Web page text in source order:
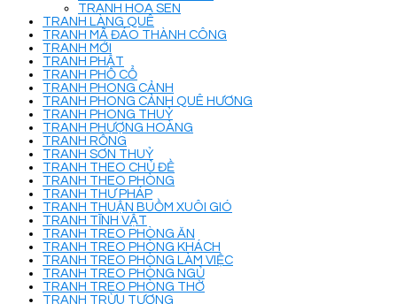
TRANH HOA SEN
TRANH LÀNG QUÊ
TRANH MÃ ĐÁO THÀNH CÔNG
TRANH MỚI
TRANH PHẬT
TRANH PHỐ CỔ
TRANH PHONG CẢNH
TRANH PHONG CẢNH QUÊ HƯƠNG
TRANH PHONG THUỶ
TRANH PHƯỢNG HOÀNG
TRANH RỒNG
TRANH SƠN THUỶ
TRANH THEO CHỦ ĐỀ
TRANH THEO PHÒNG
TRANH THƯ PHÁP
TRANH THUẬN BUỒM XUÔI GIÓ
TRANH TĨNH VẬT
TRANH TREO PHÒNG ĂN
TRANH TREO PHÒNG KHÁCH
TRANH TREO PHÒNG LÀM VIỆC
TRANH TREO PHÒNG NGỦ
TRANH TREO PHÒNG THỜ
TRANH TRỪU TƯỢNG